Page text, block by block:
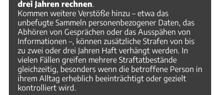
drei Jahren rechnen
Kommen weitere Verstöße hinzu – etwa das
unbefugte Sammeln personenbezogener Daten, das
Abhören von Gesprächen oder das Ausspähen von
Informationen –, können zusätzliche Strafen von bis
zu zwei oder drei Jahren Haft verhängt werden. In
vielen Fällen greifen mehrere Straftatbestände
gleichzeitig, besonders wenn die betroffene Person in
ihrem Alltag erheblich beeinträchtigt oder gezielt
kontrolliert wird.